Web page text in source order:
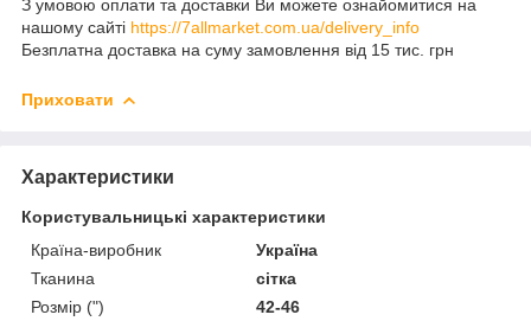
З умовою оплати та доставки Ви можете ознайомитися на
нашому сайті https://7allmarket.com.ua/delivery_info
Безплатна доставка на суму замовлення від 15 тис. грн
Приховати
Характеристики
Користувальницькі характеристики
Країна-виробник
Україна
Тканина
сітка
Розмір (")
42-46